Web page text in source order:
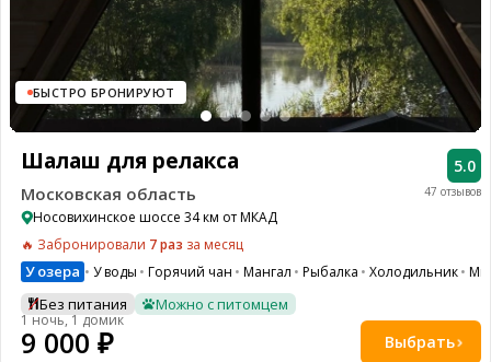
БЫСТРО БРОНИРУЮТ
47 отзывов
5.0
Шалаш для релакса
Московская область
Носовихинское шоссе 34 км от МКАД
🔥 Забронировали 7 раз за месяц
У озера У воды Горячий чан Мангал Рыбалка Холодильник
Без питания Можно с питомцем
1 ночь, 1 домик
9 000 ₽ Выбрать